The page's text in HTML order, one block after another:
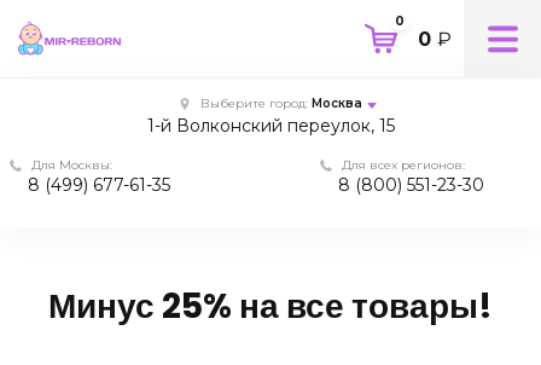
0
0 ₽
Выберите город: Москва
1-й Волконский переулок, 15
Для всех регионов:
8 (800) 551-23-30
Для Москвы:
8 (499) 677-61-35
Минус 25% на все товары!